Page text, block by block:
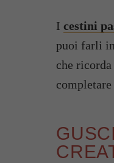
I cestini
puoi farli
che